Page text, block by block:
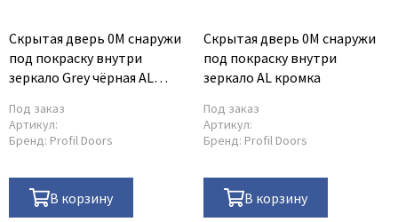
Скрытая дверь 0M снаружи
под покраску внутри
зеркало Grey чёрная AL
Под заказ
Артикул:
Бренд: Profil Doors
В корзину
Скрытая дверь 0M снаружи
под покраску внутри
зеркало AL кромка
Под заказ
Артикул:
Бренд: Profil Doors
В корзину